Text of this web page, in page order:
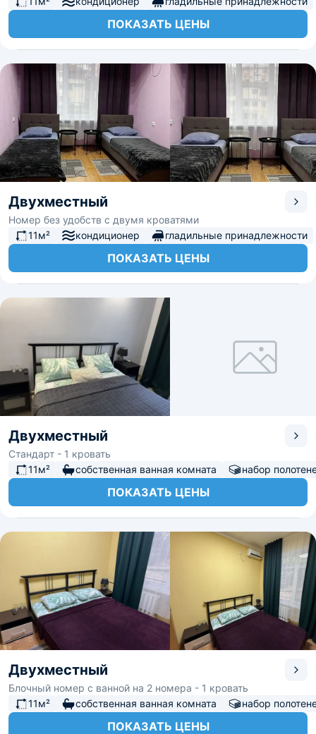
ПОКАЗАТЬ ЦЕНЫ
Двухместный
Номер без удобств с двумя кроватями
11м²
кондиционер гладильные принадлежности
ПОКАЗАТЬ ЦЕНЫ
Двухместный
Стандарт - 1 кровать
11м²
собственная ванная комната набор
ПОКАЗАТЬ ЦЕНЫ
Двухместный
Блочный номер с ванной на 2 номера - 1 кровать
11м²
собственная ванная комната набор
ПОКАЗАТЬ ЦЕНЫ